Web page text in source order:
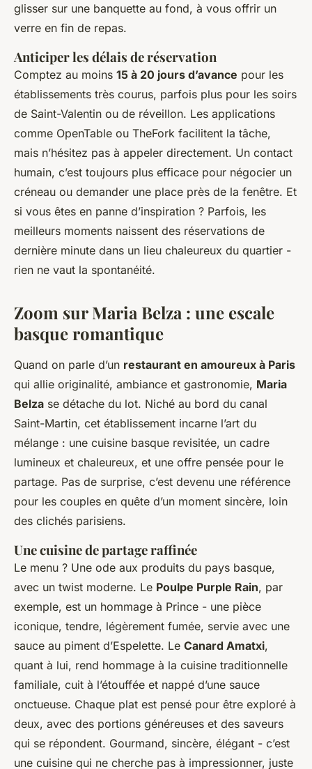
glisser sur une banquette au fond, à vous offrir un
verre en fin de repas.
Anticiper les délais de réservation
Comptez au moins 15 à 20 jours d’avance pour les
établissements très courus, parfois plus pour les soirs
de Saint-Valentin ou de réveillon. Les applications
comme OpenTable ou TheFork facilitent la tâche,
mais n’hésitez pas à appeler directement. Un contact
humain, c’est toujours plus efficace pour négocier un
créneau ou demander une place près de la fenêtre. Et
si vous êtes en panne d’inspiration ? Parfois, les
meilleurs moments naissent des réservations de
dernière minute dans un lieu chaleureux du quartier -
rien ne vaut la spontanéité.
Zoom sur Maria Belza : une escale
basque romantique
Quand on parle d’un restaurant en amoureux à Paris
qui allie originalité, ambiance et gastronomie, Maria
Belza se détache du lot. Niché au bord du canal
Saint-Martin, cet établissement incarne l’art du
mélange : une cuisine basque revisitée, un cadre
lumineux et chaleureux, et une offre pensée pour le
partage. Pas de surprise, c’est devenu une référence
pour les couples en quête d’un moment sincère, loin
des clichés parisiens.
Une cuisine de partage raffinée
Le menu ? Une ode aux produits du pays basque,
avec un twist moderne. Le Poulpe Purple Rain, par
exemple, est un hommage à Prince - une pièce
iconique, tendre, légèrement fumée, servie avec une
sauce au piment d’Espelette. Le Canard Amatxi,
quant à lui, rend hommage à la cuisine traditionnelle
familiale, cuit à l’étouffée et nappé d’une sauce
onctueuse. Chaque plat est pensé pour être exploré à
deux, avec des portions généreuses et des saveurs
qui se répondent. Gourmand, sincère, élégant - c’est
une cuisine qui ne cherche pas à impressionner, juste